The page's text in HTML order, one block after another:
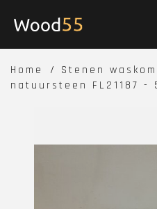
Home Stenen waskom
natuursteen FL21187 -